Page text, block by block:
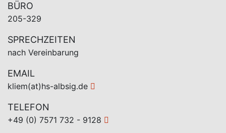
BÜRO
205-329
SPRECHZEITEN
nach Vereinbarung
EMAIL
kliem(at)hs-albsig.de
TELEFON
+49 (0) 7571 732 - 9128